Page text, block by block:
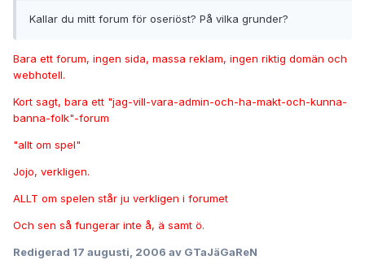
Kallar du mitt forum för oseriöst? På vilka grunder?
Bara ett forum, ingen sida, massa reklam, ingen riktig domän och
webhotell.
Kort sagt, bara ett "jag-vill-vara-admin-och-ha-makt-och-kunna-
banna-folk"-forum
"allt om spel"
Jojo, verkligen.
ALLT om spelen står ju verkligen i forumet
Och sen så fungerar inte å, ä samt ö.
Redigerad 17 augusti, 2006 av GTaJäGaReN